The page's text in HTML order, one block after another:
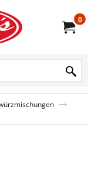
0